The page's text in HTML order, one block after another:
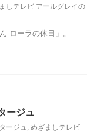
しテレビ アールグレイの
ローラの休日」。
ージュ
ージュ, めざましテレビ